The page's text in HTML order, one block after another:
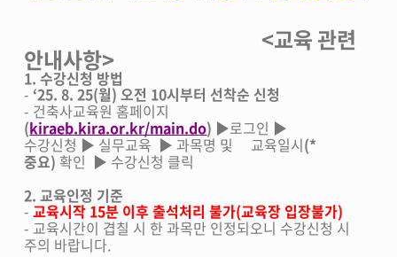
<교육 관련
안내사항>
1. 수강신청 방법
- ‘25. 8. 25(월) 오전 10시부터 선착순 신청
- 건축사교육원 홈페이지
(kiraeb.kira.or.kr/main.do) ▶로그인 ▶
수강신청 ▶ 실무교육 ▶ 과목명 및 교육일시(*
중요) 확인 ▶ 수강신청 클릭
2. 교육인정 기준
-교육시작 15분 이후 출석처리 불가(교육장 입장불가)
- 교육시간이 겹칠 시 한 과목만 인정되오니 수강신청 시
주의 바랍니다.